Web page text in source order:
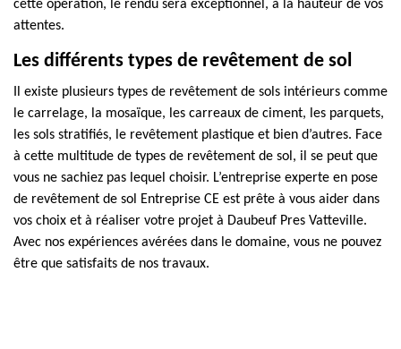
cette opération, le rendu sera exceptionnel, à la hauteur de vos
attentes.
Les différents types de revêtement de sol
Il existe plusieurs types de revêtement de sols intérieurs comme
le carrelage, la mosaïque, les carreaux de ciment, les parquets,
les sols stratifiés, le revêtement plastique et bien d’autres. Face
à cette multitude de types de revêtement de sol, il se peut que
vous ne sachiez pas lequel choisir. L’entreprise experte en pose
de revêtement de sol Entreprise CE est prête à vous aider dans
vos choix et à réaliser votre projet à Daubeuf Pres Vatteville.
Avec nos expériences avérées dans le domaine, vous ne pouvez
être que satisfaits de nos travaux.